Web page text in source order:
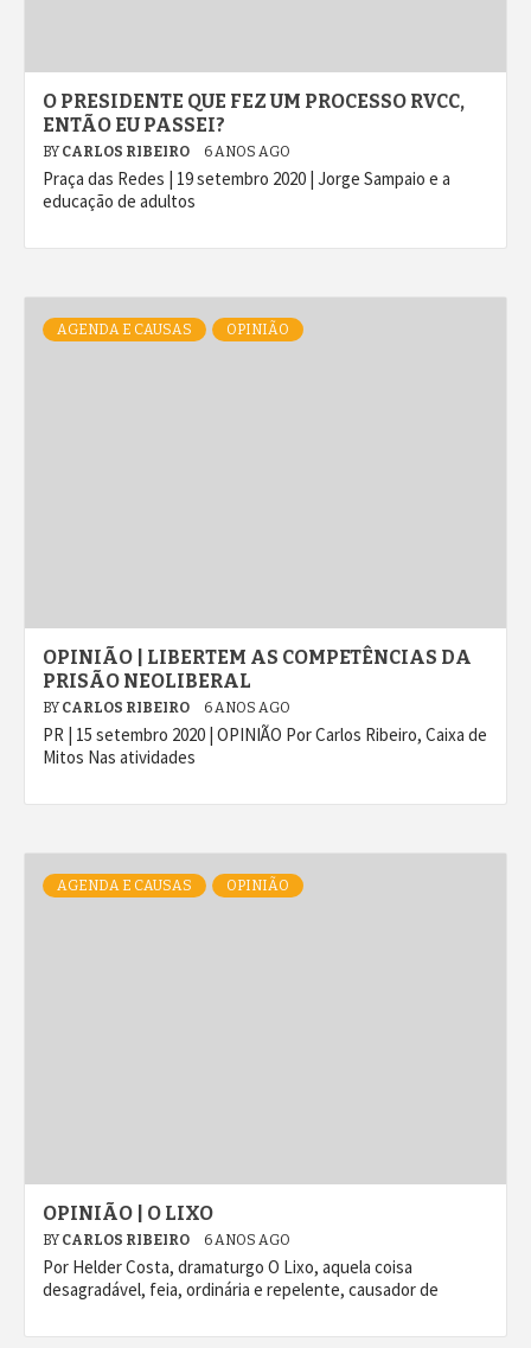
O PRESIDENTE QUE FEZ UM PROCESSO RVCC,
ENTÃO EU PASSEI?
BY CARLOS RIBEIRO 6 ANOS AGO
Praça das Redes | 19 setembro 2020 | Jorge Sampaio e a
educação de adultos
AGENDA E CAUSAS OPINIÃO
OPINIÃO | LIBERTEM AS COMPETÊNCIAS DA
PRISÃO NEOLIBERAL
BY CARLOS RIBEIRO 6 ANOS AGO
PR | 15 setembro 2020 | OPINIÃO Por Carlos Ribeiro, Caixa de
Mitos Nas atividades
AGENDA E CAUSAS OPINIÃO
OPINIÃO | O LIXO
BY CARLOS RIBEIRO 6 ANOS AGO
Por Helder Costa, dramaturgo O Lixo, aquela coisa
desagradável, feia, ordinária e repelente, causador de